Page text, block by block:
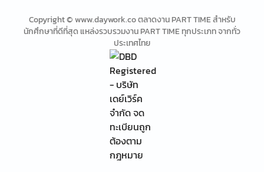
Copyright © www.daywork.co ตลาดงาน PART TIME สำหรับ
นักศึกษาที่ดีที่สุด แหล่งรวบรวมงาน PART TIME ทุกประเภท จากทั่ว
ประเทศไทย